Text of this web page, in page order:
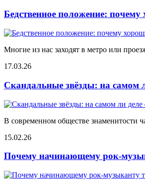
Бедственное положение:
Многие из нас заходят в метро или
17.03.26
Скандальные звёзды: на самом
В современном обществе знаменитости
15.02.26
Почему начинающему рок-